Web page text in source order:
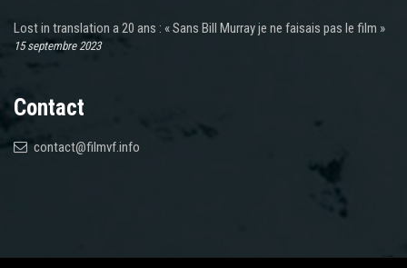
Lost in translation a 20 ans : « Sans Bill Murray je ne faisais pas le film »
15 septembre 2023
Contact
contact@filmvf.info